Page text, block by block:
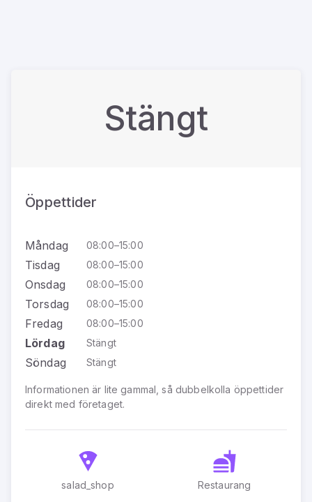
Stängt
Öppettider
Måndag 08:00–15:00
Tisdag 08:00–15:00
Onsdag 08:00–15:00
Torsdag 08:00–15:00
Fredag 08:00–15:00
Lördag Stängt
Söndag Stängt
Informationen är lite gammal, så dubbelkolla öppettider
direkt med företaget.
salad_shop Restaurang